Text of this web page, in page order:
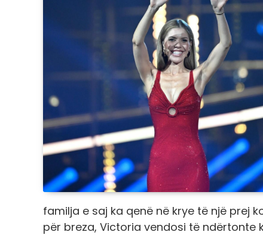
familja e saj ka qenë në krye të një prej
për breza, Victoria vendosi të ndërtonte